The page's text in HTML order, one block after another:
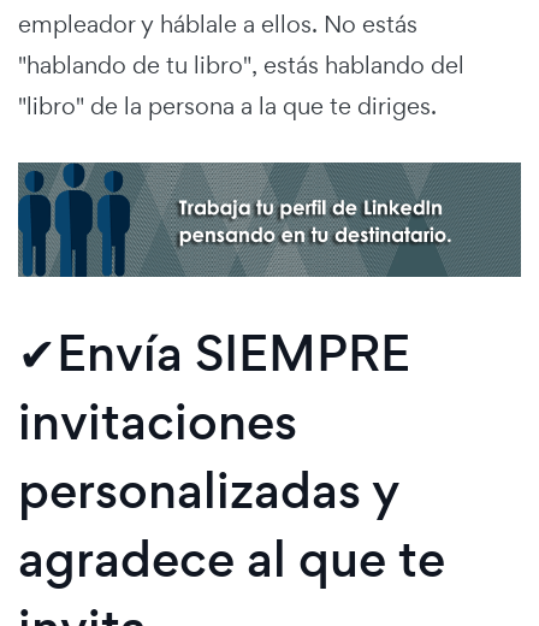
empleador y háblale a ellos. No estás
"hablando de tu libro", estás hablando del
"libro" de la persona a la que te diriges.
✔Envía SIEMPRE
invitaciones
personalizadas y
agradece al que te